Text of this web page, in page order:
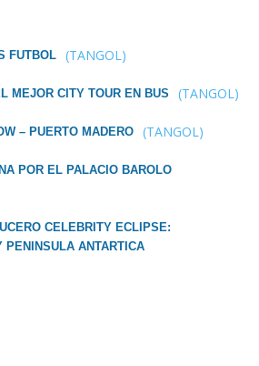
FUTBOL (TANGOL)
MEJOR CITY TOUR EN BUS (TANGOL)
– PUERTO MADERO (TANGOL)
POR EL PALACIO BAROLO
CELEBRITY ECLIPSE:
PENINSULA ANTARTICA